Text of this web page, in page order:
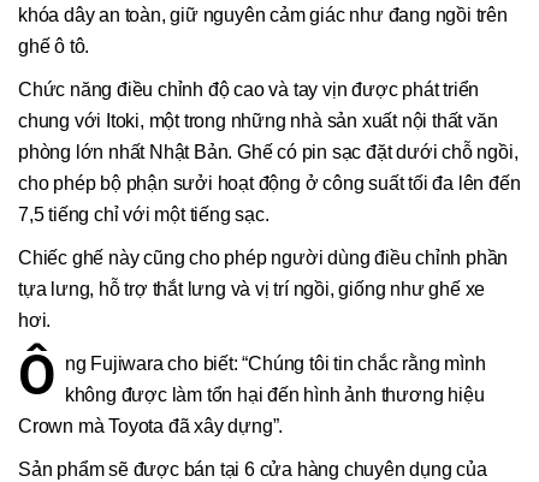
khóa dây an toàn, giữ nguyên cảm giác như đang ngồi trên
ghế ô tô.
Chức năng điều chỉnh độ cao và tay vịn được phát triển
chung với Itoki, một trong những nhà sản xuất nội thất văn
phòng lớn nhất Nhật Bản. Ghế có pin sạc đặt dưới chỗ ngồi,
cho phép bộ phận sưởi hoạt động ở công suất tối đa lên đến
7,5 tiếng chỉ với một tiếng sạc.
Chiếc ghế này cũng cho phép người dùng điều chỉnh phần
tựa lưng, hỗ trợ thắt lưng và vị trí ngồi, giống như ghế xe
hơi.
Ô ng Fujiwara cho biết: “Chúng tôi tin chắc rằng mình
không được làm tổn hại đến hình ảnh thương hiệu
Crown mà Toyota đã xây dựng”.
Sản phẩm sẽ được bán tại 6 cửa hàng chuyên dụng của